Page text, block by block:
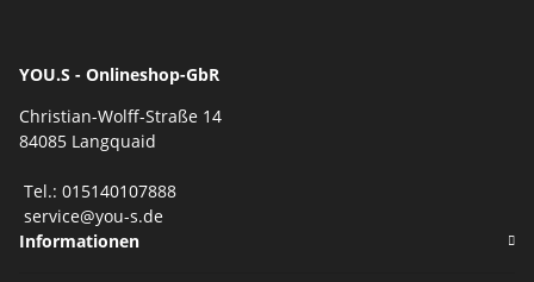
YOU.S - Onlineshop-GbR
Christian-Wolff-Straße 14
84085 Langquaid
Tel.: 015140107888
service@you-s.de
Informationen